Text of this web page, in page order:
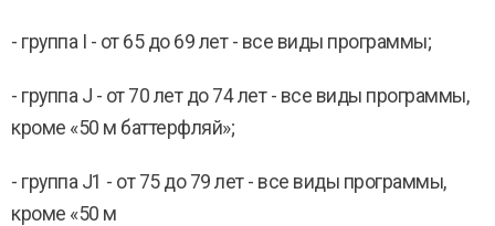
- группа I - от 65 до 69 лет - все виды программы;
- группа J - от 70 лет до 74 лет - все виды программы,
кроме «50 м баттерфляй»;
- группа J1 - от 75 до 79 лет - все виды программы,
кроме «50 м